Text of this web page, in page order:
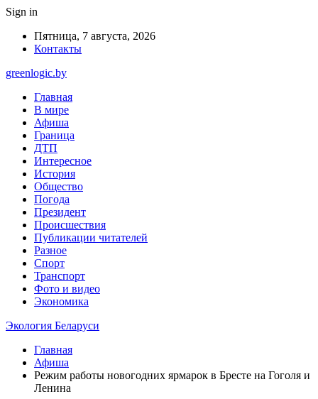
Sign in
Пятница, 7 августа, 2026
Контакты
greenlogic.by
Главная
В мире
Афиша
Граница
ДТП
Интересное
История
Общество
Погода
Президент
Происшествия
Публикации читателей
Разное
Спорт
Транспорт
Фото и видео
Экономика
Экология Беларуси
Главная
Афиша
Режим работы новогодних ярмарок в Бресте на Гоголя и
Ленина